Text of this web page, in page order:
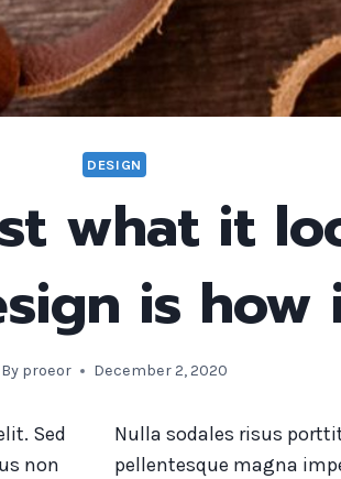
DESIGN
what it
is how
By proeor December 2, 2020
Sed
non
Nulla sodales risus
pellentesque magna